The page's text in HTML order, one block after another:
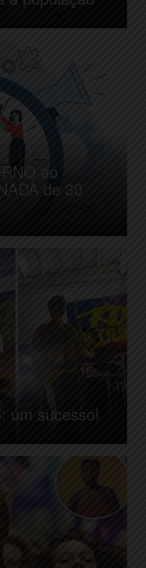
ao
de 30
um sucesso!